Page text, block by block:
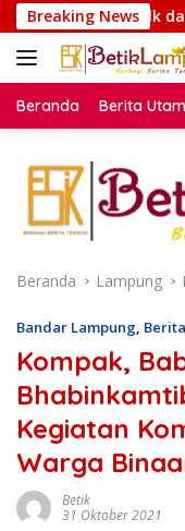
Langsung
ke
konten
Breaking News
Baksos
Beranda Berita
Beranda Lampung
Bandar Lampung,
Kompak,
Kegiatan
Warga
Betik
31 Oktober 2021